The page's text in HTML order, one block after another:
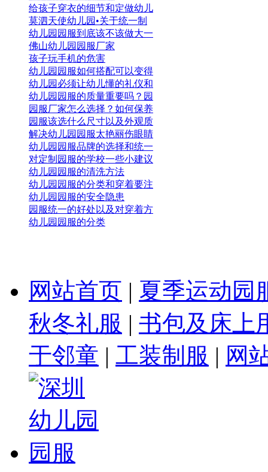
给孩子穿衣的细节和定做幼儿
莫泗天使幼儿园•关于统一制
幼儿园园服到底该不该做大一
佛山幼儿园园服厂家
孩子玩手机的危害
幼儿园园服如何搭配可以变得
幼儿园必须让幼儿懂的礼仪和
幼儿园园服的质量重要吗？园
园服厂家怎么选择？如何保养
园服该选什么尺寸以及外观质
解决幼儿园园服太艳丽伤眼睛
幼儿园园服品牌的选择和统一
对定制园服的学校一些小建议
幼儿园园服的清洗方法
幼儿园园服的分类和穿着要注
幼儿园园服的安全隐患
园服统一的好处以及对穿着方
幼儿园园服的分类
网站首页 | 夏季运动园
秋冬礼服 | 书包及床上
于邻童 | 工装制服 | 网